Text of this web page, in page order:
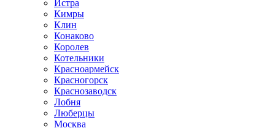
Истра
Кимры
Клин
Конаково
Королев
Котельники
Красноармейск
Красногорск
Краснозаводск
Лобня
Люберцы
Москва